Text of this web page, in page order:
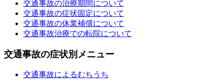
交通事故の治療期間について
交通事故の症状固定について
交通事故の休業補償について
交通事故治療での転院について
交通事故の症状別メニュー
交通事故によるむちうち